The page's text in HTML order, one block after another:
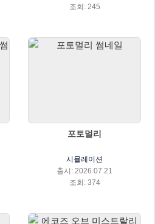
조회: 245
포토멀리
시뮬레이션
출시: 2026.07.21
조회: 374